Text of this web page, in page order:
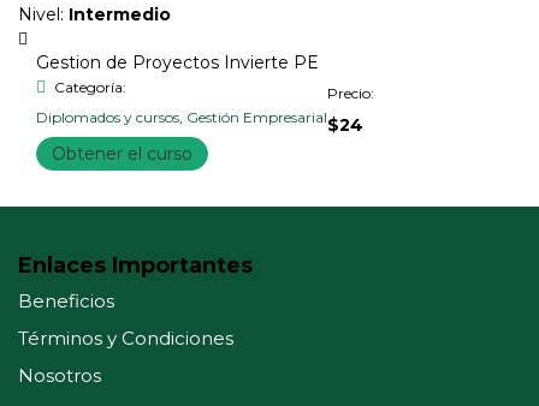
Nivel : Intermedio
Gestion de Proyectos Invierte PE
Categoría:
Diplomados y cursos, Gestión Empresarial
Precio:
$24
Obtener el curso
Enlaces Importantes
Beneficios
Términos y Condiciones
Nosotros